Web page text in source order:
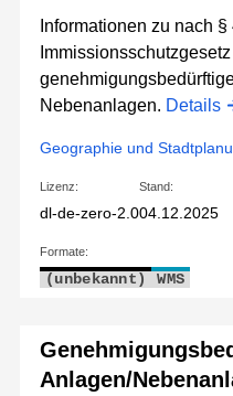
Informationen zu nach
Nebenanlagen. Details
Geographie und
Lizenz:
dl-de-zero-2.0
Stand:
04.12.2025
Formate:
(unbekannt) WMS
Anlagen/